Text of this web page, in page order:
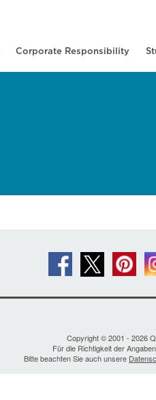
Corporate Responsibility
Copyright © 2001 - 2026
Für die Richtigkeit der
Bitte beachten Sie auch unsere